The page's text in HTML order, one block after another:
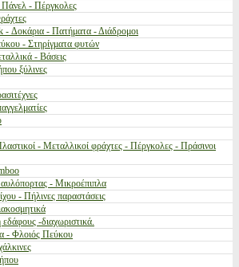
- Πέργκολες
- Δοκάρια - Πατήματα - Διάδρομοι
- Στηρίγματα φυτών
- Βάσεις
ξύλινες
- Μεταλλικοί φράχτες - Πέργκολες - Πράσινοι
- Μικροέπιπλα
- Πήλινες παραστάσεις
-διαχωριστικά.
- Φλοιός Πεύκου